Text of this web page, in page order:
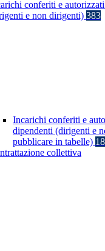
conferiti e
e non dirigenti) 383
Incarichi conferiti e
dipendenti (dirigenti e
pubblicare in tabelle)
collettiva